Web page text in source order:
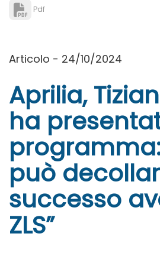
Pdf
Articolo - 24/10/2024
Aprilia,
ha
programma:
può
successo
ZLS”